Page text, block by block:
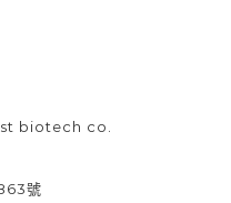
biotech co.
號